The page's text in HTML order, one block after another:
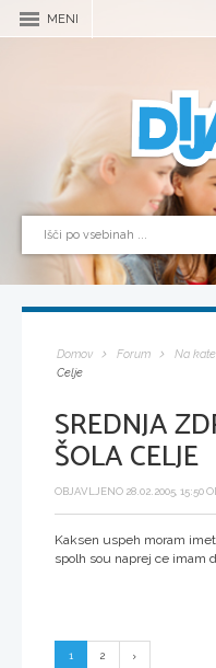
MENI
Domov Forum Na
Celje
SREDNJA
ŠOLA CELJE
OBJAVLJENO 28.02.2005, 15:50
Kaksen uspeh moram
spolh sou naprej ce imam
1 2